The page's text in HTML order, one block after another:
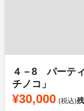
４－8 パーテ
チノコ」
¥30,000 (税込)